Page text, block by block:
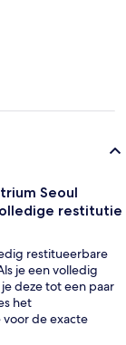
Seoul
restitutie
restitueerbare
je een volledig
deze tot een paar
het
de exacte